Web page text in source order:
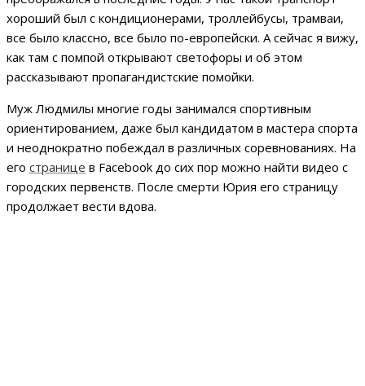
хороший был с кондиционерами, троллейбусы, трамваи,
все было классно, все было по-европейски. А сейчас я вижу,
как там с помпой открывают светофоры и об этом
рассказывают пропагандистские помойки.
Муж Людмилы многие годы занимался спортивным
ориентированием, даже был кандидатом в мастера спорта
и неоднократно побеждал в различных соревнованиях. На
его странице в Facebook до сих пор можно найти видео с
городских первенств. После смерти Юрия его страницу
продолжает вести вдова.